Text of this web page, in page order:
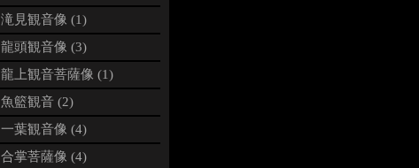
滝見観音像 (1)
龍頭観音像 (3)
龍上観音菩薩像 (1)
魚籃観音 (2)
一葉観音像 (4)
合掌菩薩像 (4)